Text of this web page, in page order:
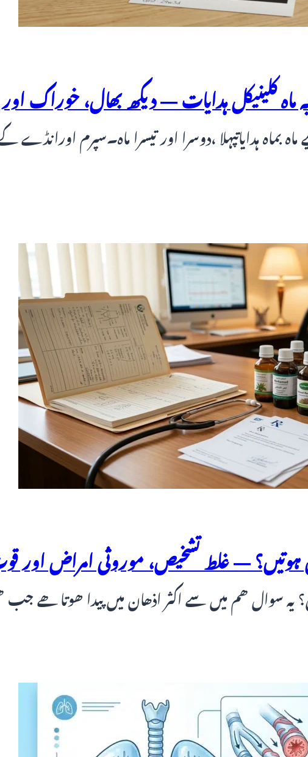
ماہ کلینیکل ہدایات — دیکھ بھال، خوراک
بماہ ہدایاتپہلا ،دوسرا اور تیسرا ماہ۔سپرم
ہوتیں؟ — غلط تشخیص، موروثی امراض اور
یہ سوال ھم میں سے اکثر اذھان میں پیدا ھوتا ھے